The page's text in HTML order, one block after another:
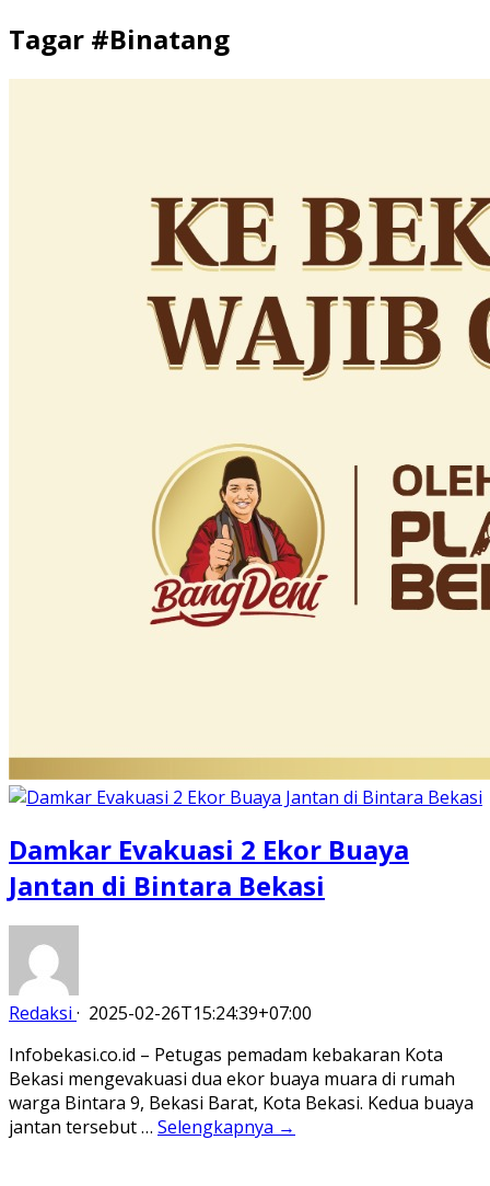
Tagar #Binatang
Damkar Evakuasi 2 Ekor Buaya
Jantan di Bintara Bekasi
Redaksi · 2025-02-26T15:24:39+07:00
Infobekasi.co.id – Petugas pemadam kebakaran Kota
Bekasi mengevakuasi dua ekor buaya muara di rumah
warga Bintara 9, Bekasi Barat, Kota Bekasi. Kedua buaya
jantan tersebut … Selengkapnya →